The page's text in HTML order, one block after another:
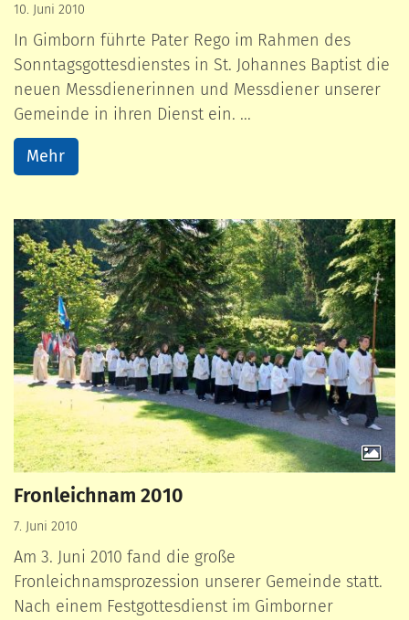
10. Juni 2010
In Gimborn führte Pater Rego im Rahmen des
Sonntagsgottesdienstes in St. Johannes Baptist die
neuen Messdienerinnen und Messdiener unserer
Gemeinde in ihren Dienst ein. ...
Mehr
Fronleichnam 2010
7. Juni 2010
Am 3. Juni 2010 fand die große
Fronleichnamsprozession unserer Gemeinde statt.
Nach einem Festgottesdienst im Gimborner